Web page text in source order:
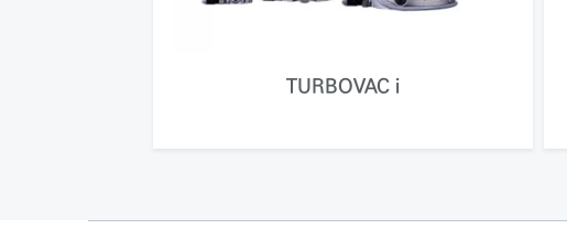
TURBOVAC i